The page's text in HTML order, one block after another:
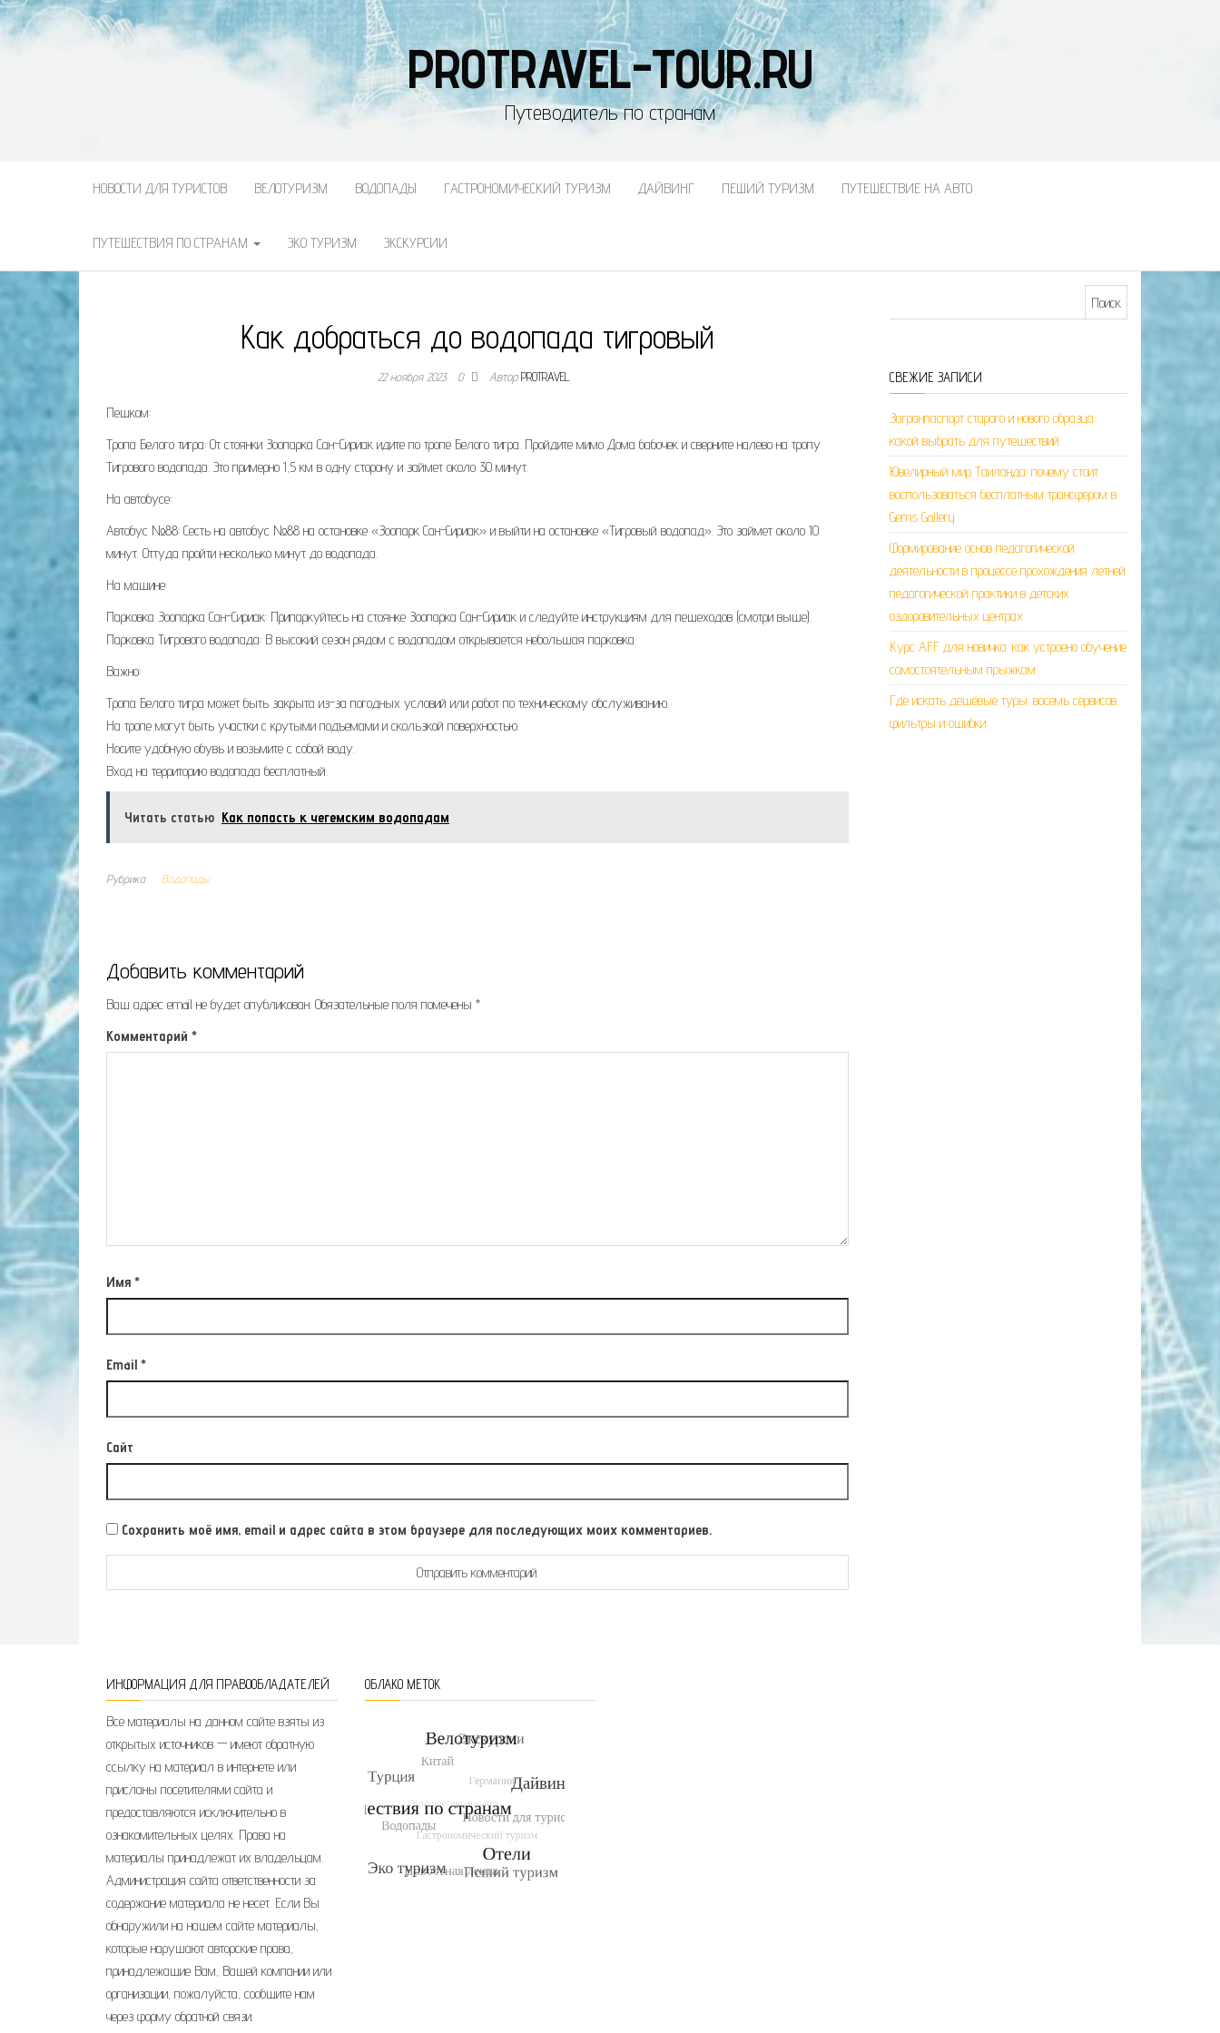
PROTRAVEL-TOUR.RU
Путеводитель по странам
НОВОСТИ ДЛЯ ТУРИСТОВ ВЕЛОТУРИЗМ ВОДОПАДЫ ГАСТРОНОМИЧЕСКИЙ ТУРИЗМ ДАЙВИНГ ПЕШИЙ ТУРИЗМ ПУТЕШЕСТВИЕ НА АВТО
ПУТЕШЕСТВИЯ ПО СТРАНАМ ЭКО ТУРИЗМ ЭКСКУРСИИ
Как добраться до водопада тигровый
22 ноября 2023 0 АвторPROTRAVEL
Пешком:
Тропа Белого тигра: От стоянки Зоопарка Сан-Сириак идите по тропе Белого тигра. Пройдите мимо Дома бабочек и сверните налево на тропу
Тигрового водопада. Это примерно 1,5 км в одну сторону и займет около 30 минут.
На автобусе:
Автобус №88: Сесть на автобус №88 на остановке «Зоопарк Сан-Сириак» и выйти на остановке «Тигровый водопад». Это займет около 10
минут. Оттуда пройти несколько минут до водопада.
На машине:
Парковка Зоопарка Сан-Сириак: Припаркуйтесь на стоянке Зоопарка Сан-Сириак и следуйте инструкциям для пешеходов (смотри выше).
Парковка Тигрового водопада: В высокий сезон рядом с водопадом открывается небольшая парковка.
Важно:
Тропа Белого тигра может быть закрыта из-за погодных условий или работ по техническому обслуживанию.
На тропе могут быть участки с крутыми подъемами и скользкой поверхностью.
Носите удобную обувь и возьмите с собой воду.
Вход на территорию водопада бесплатный.
Читать статью Как попасть к чегемским водопадам
Рубрика Водопады
Добавить комментарий
Ваш адрес email не будет опубликован. Обязательные поля помечены *
Комментарий *
Имя *
Email *
Сайт
Сохранить моё имя, email и адрес сайта в этом браузере для последующих моих комментариев.
СВЕЖИЕ ЗАПИСИ
Загранпаспорт старого и нового образца:
какой выбрать для путешествий
Ювелирный мир Таиланда: почему стоит
воспользоваться бесплатным трансфером в
Gems Gallery
Формирование основ педагогической
деятельности в процессе прохождения летней
педагогической практики в детских
оздоровительных центрах
Курс AFF для новичка: как устроено обучение
самостоятельным прыжкам
Где искать дешёвые туры: восемь сервисов,
фильтры и ошибки
ИНФОРМАЦИЯ ДЛЯ ПРАВООБЛАДАТЕЛЕЙ
Все материалы на данном сайте взяты из
открытых источников — имеют обратную
ссылку на материал в интернете или
присланы посетителями сайта и
предоставляются исключительно в
ознакомительных целях. Права на
материалы принадлежат их владельцам.
Администрация сайта ответственности за
содержание материала не несет. Если Вы
обнаружили на нашем сайте материалы,
которые нарушают авторские права,
принадлежащие Вам, Вашей компании или
организации, пожалуйста, сообщите нам
через форму обратной связи.
ОБЛАКО МЕТОК